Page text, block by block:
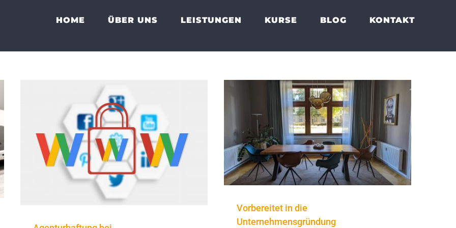
HOME ÜBER UNS LEISTUNGEN KURSE BLOG KONTAKT
Vorbereitet in die
Unternehmensgründung